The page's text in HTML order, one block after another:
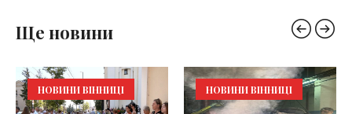
Ще новини
НОВИНИ ВІННИЦІ НОВИНИ ВІННИЦІ